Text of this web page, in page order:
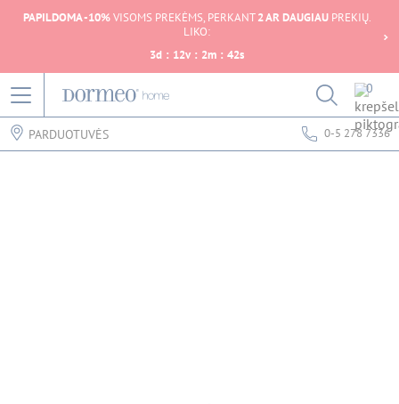
PAPILDOMA -10%VISOMS PREKĖMS, PERKANT2 AR DAUGIAUPREKIŲ.
LIKO:
3d : 12v : 2m : 42s
0
PARDUOTUVĖS 0-5 278 7336